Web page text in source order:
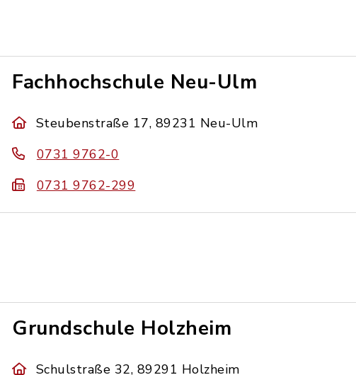
Fachhochschule Neu-Ulm
Steubenstraße 17, 89231 Neu-Ulm
0731 9762-0
0731 9762-299
Grundschule Holzheim
Schulstraße 32, 89291 Holzheim